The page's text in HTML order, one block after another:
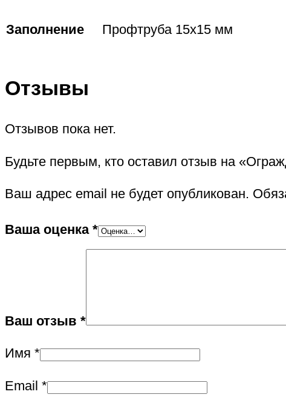
Заполнение Профтруба 15х15 мм
Отзывы
Отзывов пока нет.
Будьте первым, кто оставил отзыв на
Ваш адрес email не будет опубликован.
Ваша оценка *
Ваш отзыв *
Имя *
Email *